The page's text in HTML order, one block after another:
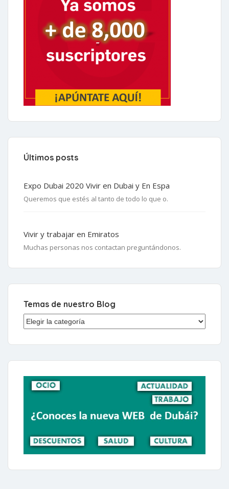
Últimos posts
Expo Dubai 2020 Vivir en Dubai y En Espa
Queremos que estés al tanto de todo lo que o.
Vivir y trabajar en Emiratos
Muchas personas nos contactan preguntándonos.
Temas de nuestro Blog
Temas de nuestro Blog